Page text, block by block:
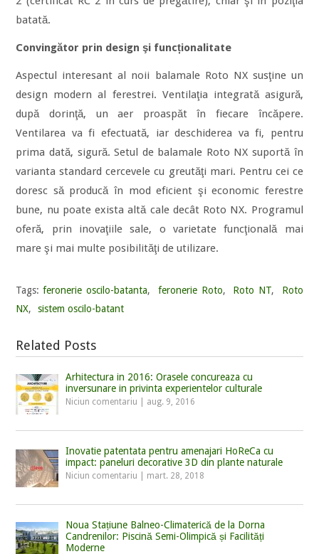
batată.
Convingător prin design şi funcționalitate
Aspectul interesant al noii balamale Roto NX susţine un
design modern al ferestrei. Ventilaţia integrată asigură,
după dorinţă, un aer proaspăt în fiecare încăpere.
Ventilarea va fi efectuată, iar deschiderea va fi, pentru
prima dată, sigură. Setul de balamale Roto NX suportă în
varianta standard cercevele cu greutăţi mari. Pentru cei ce
doresc să producă în mod eficient şi economic ferestre
bune, nu poate exista altă cale decât Roto NX. Programul
oferă, prin inovaţiile sale, o varietate funcţională mai
mare şi mai multe posibilităţi de utilizare.
Tags: feronerie oscilo-batanta, feronerie Roto, Roto NT,
Roto
NX, sistem oscilo-batant
Related Posts
Arhitectura in 2016: Orasele concureaza cu
inversunare in privinta experientelor culturale
Niciun comentariu aug. 9, 2016
Inovatie patentata pentru amenajari HoReCa cu
impact: paneluri decorative 3D din plante naturale
Niciun comentariu mart. 28, 2018
Noua Stațiune Balneo-Climaterică de la Dorna
Candrenilor: Piscină Semi-Olimpică și Facilități
Moderne